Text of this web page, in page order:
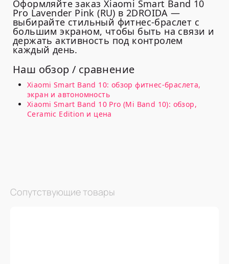
Оформляйте заказ Xiaomi Smart Band 10
Pro Lavender Pink (RU) в 2DROIDA —
выбирайте стильный фитнес-браслет с
большим экраном, чтобы быть на связи и
держать активность под контролем
каждый день.
Наш обзор / сравнение
Xiaomi Smart Band 10: обзор фитнес-браслета,
экран и автономность
Xiaomi Smart Band 10 Pro (Mi Band 10): обзор,
Ceramic Edition и цена
Сопутствующие товары